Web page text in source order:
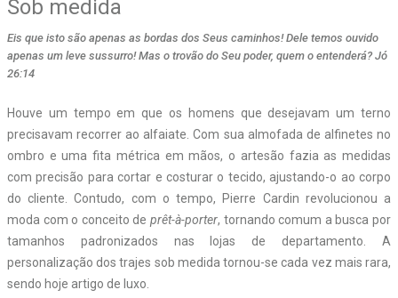
Sob medida
Eis que isto são apenas as bordas dos Seus caminhos! Dele temos ouvido
apenas um leve sussurro! Mas o trovão do Seu poder, quem o entenderá? Jó
26:14
Houve um tempo em que os homens que desejavam um terno
precisavam recorrer ao alfaiate. Com sua almofada de alfinetes no
ombro e uma fita métrica em mãos, o artesão fazia as medidas
com precisão para cortar e costurar o tecido, ajustando-o ao corpo
do cliente. Contudo, com o tempo, Pierre Cardin revolucionou a
moda com o conceito de prêt-à-porter, tornando comum a busca por
tamanhos padronizados nas lojas de departamento. A
personalização dos trajes sob medida tornou-se cada vez mais rara,
sendo hoje artigo de luxo.